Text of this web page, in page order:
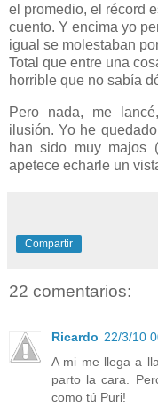
el promedio, el récord
cuento. Y encima yo
igual se molestaban
Total que entre una
horrible que no sabía
Pero nada, me
ilusión. Yo he
han sido muy majos
apetece echarle un
Compartir
22 comentarios:
Ricardo 22/3/10
A mi me llega a
parto la cara.
como tú Puri!